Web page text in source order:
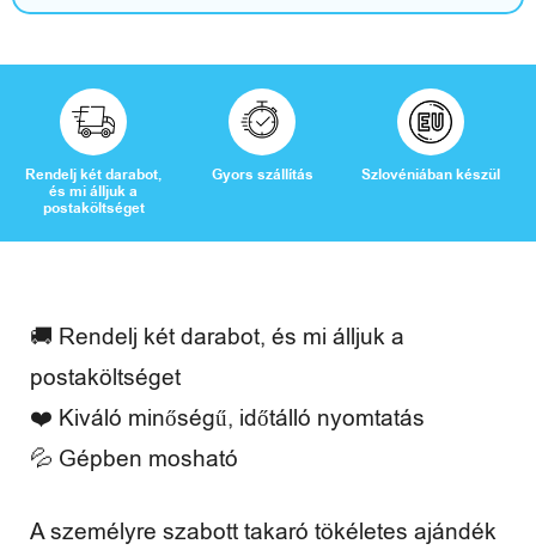
V
é
l
e
é
n
y
e
k
Rendelj két darabot,
és mi álljuk a
postaköltséget
Gyors szállítás Szlovéniában készül
🚚 Rendelj két darabot, és mi álljuk a
postaköltséget
❤️ Kiváló minőségű, időtálló nyomtatás
💦 Gépben mosható
A személyre szabott takaró tökéletes ajándék